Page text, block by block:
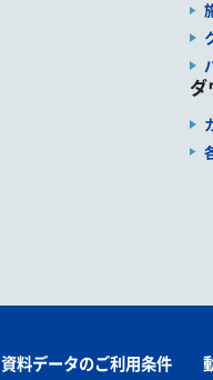
ダ
資料データのご利用条件